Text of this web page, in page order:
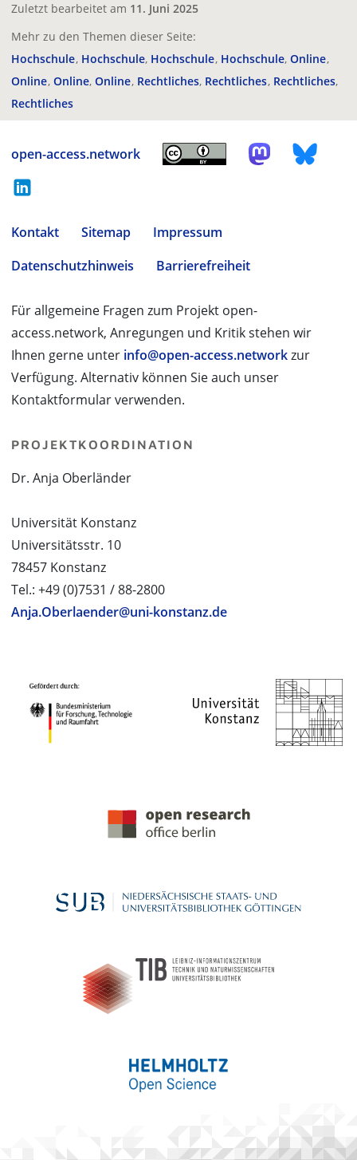
Zuletzt bearbeitet am 11. Juni 2025
Mehr zu den Themen dieser Seite:
Hochschule Hochschule Hochschule Hochschule Online
Online Online Online Rechtliches Rechtliches Rechtliches
Rechtliches
open-access.network
Kontakt Sitemap
Impressum
Datenschutzhinweis
Barrierefreiheit
Für allgemeine Fragen zum Projekt open-
access.network, Anregungen und Kritik stehen wir
Ihnen gerne unter info@open-access.networkzur
Verfügung. Alternativ können Sie auch unser
Kontaktformular verwenden.
PROJEKTKOORDINATION
Dr. Anja Oberländer
Universität Konstanz
Universitätsstr. 10
78457 Konstanz
Tel.: +49 (0)7531 / 88-2800
Anja.Oberlaender@uni-konstanz.de